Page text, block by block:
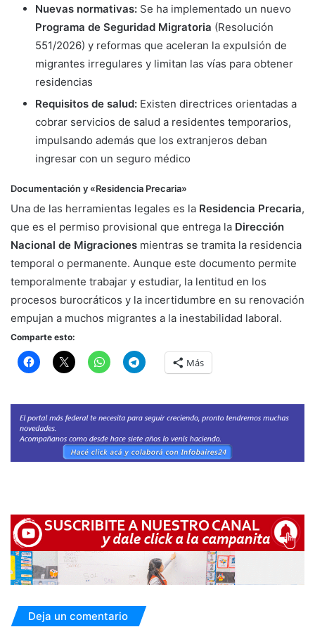
Nuevas normativas: Se ha implementado un nuevo
Programa de Seguridad Migratoria (Resolución
551/2026) y reformas que aceleran la expulsión de
migrantes irregulares y limitan las vías para obtener
residencias
Requisitos de salud: Existen directrices orientadas a
cobrar servicios de salud a residentes temporarios,
impulsando además que los extranjeros deban
ingresar con un seguro médico
Documentación y «Residencia Precaria»
Una de las herramientas legales es la Residencia Precaria,
que es el permiso provisional que entrega la Dirección
Nacional de Migraciones mientras se tramita la residencia
temporal o permanente. Aunque este documento permite
temporalmente trabajar y estudiar, la lentitud en los
procesos burocráticos y la incertidumbre en su renovación
empujan a muchos migrantes a la inestabilidad laboral.
Comparte esto:
Más
Deja un comentario